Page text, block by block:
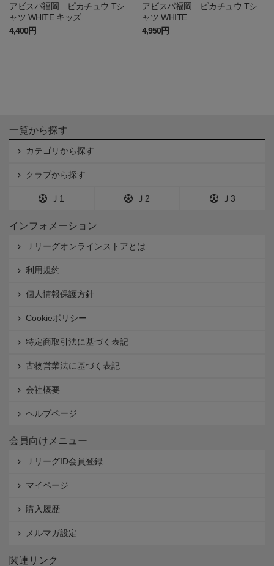
アビスパ福岡 ピカチュウ Tシ
ャツ WHITE キッズ
4,400円
アビスパ福岡 ピカチュウ Tシ
ャツ WHITE
4,950円
一覧から探す
カテゴリから探す
クラブから探す
Ｊ1 Ｊ2 Ｊ3
インフォメーション
Ｊリーグオンラインストアとは
利用規約
個人情報保護方針
Cookieポリシー
特定商取引法に基づく表記
古物営業法に基づく表記
会社概要
ヘルプページ
会員向けメニュー
ＪリーグID会員登録
マイページ
購入履歴
メルマガ設定
関連リンク